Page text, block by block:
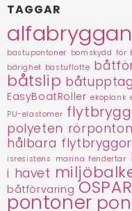
TAGGAR
alfabryggan
bastupontoner bomskydd för
bärighet bastuflotte
båtslip
EasyBoatRoller ekoplank
PU-elastomer
polyeten
hålbara flytbryggor
isresistens marina fendertar
i havet
båtförvaring OSPAR
pontoner